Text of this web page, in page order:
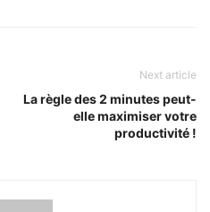
Next article
La règle des 2 minutes peut-
elle maximiser votre
productivité !